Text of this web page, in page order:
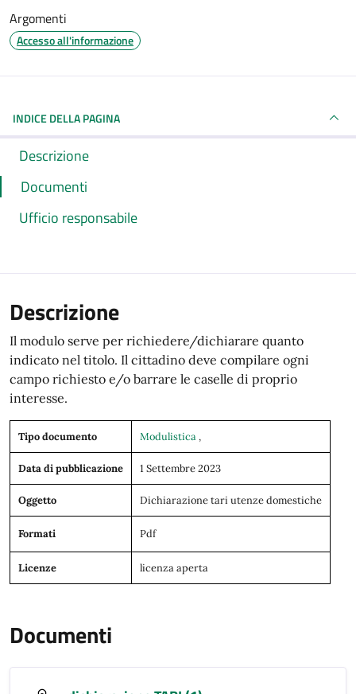
Argomenti
Accesso all'informazione
INDICE DELLA PAGINA
Descrizione
Documenti
Ufficio responsabile
Descrizione
Il modulo serve per richiedere/dichiarare quanto
indicato nel titolo. Il cittadino deve compilare ogni
campo richiesto e/o barrare le caselle di proprio
interesse.
Tipo documento Modulistica ,
Data di pubblicazione 1 Settembre 2023
Oggetto Dichiarazione tari utenze domestiche
Formati Pdf
Licenze licenza aperta
Documenti